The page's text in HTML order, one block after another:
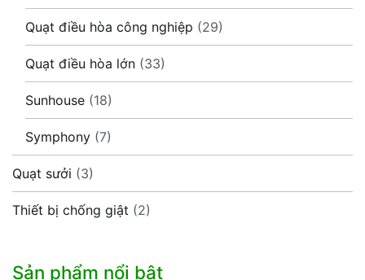
Quạt điều hòa công nghiệp (29)
Quạt điều hòa lớn (33)
Sunhouse (18)
Symphony (7)
Quạt sưởi (3)
Thiết bị chống giật (2)
Sản phẩm nổi bật